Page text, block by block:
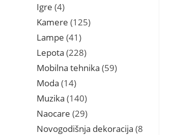
Igre 44
proizvoda
Kamere 125125
Lampe 41 41
proizvod
Lepota 228228
proizvoda
Mobilna tehnika 5959
Moda 1414
proizvoda
Muzika 140140
proizvoda
Naocare 2929
proizvoda
Novogodišnja dekoracija 8